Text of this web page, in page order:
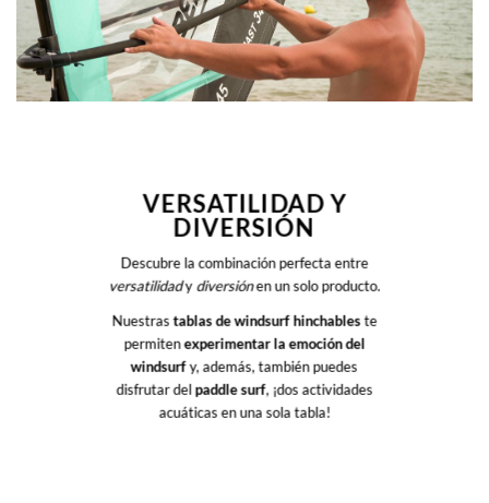
VERSATILIDAD Y
DIVERSIÓN
Descubre la combinación perfecta entre
versatilidadydiversiónen un solo producto.
Nuestrastablas de windsurf hinchableste
permitenexperimentar la emoción del
windsurfy, además, también puedes
disfrutar delpaddle surf, ¡dos actividades
acuáticas en una sola tabla!